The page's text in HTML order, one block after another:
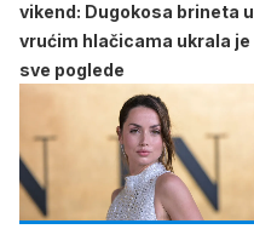
vikend: Dugokosa brineta u
vrućim hlačicama ukrala je
sve poglede